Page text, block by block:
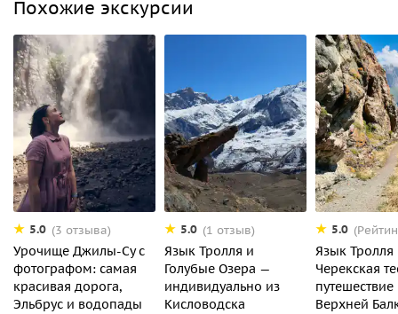
Похожие экскурсии
5.0 (3 отзыва)
Урочище Джилы-Су с
фотографом: самая
красивая дорога,
Эльбрус и водопады
5.0 (1 отзыв)
Язык Тролля и
Голубые Озера —
индивидуально из
Кисловодска
5.0
Язык Тролля
Черекская
путешествие
Верхней